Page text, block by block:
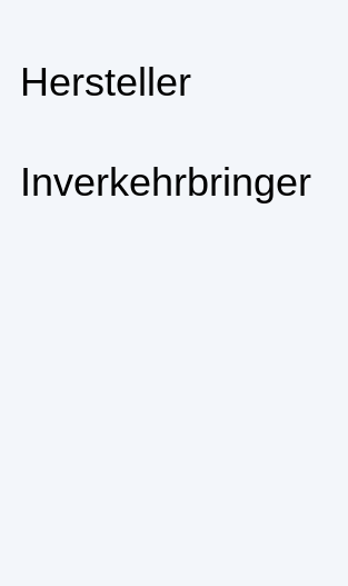
Hersteller
Inverkehrbringer